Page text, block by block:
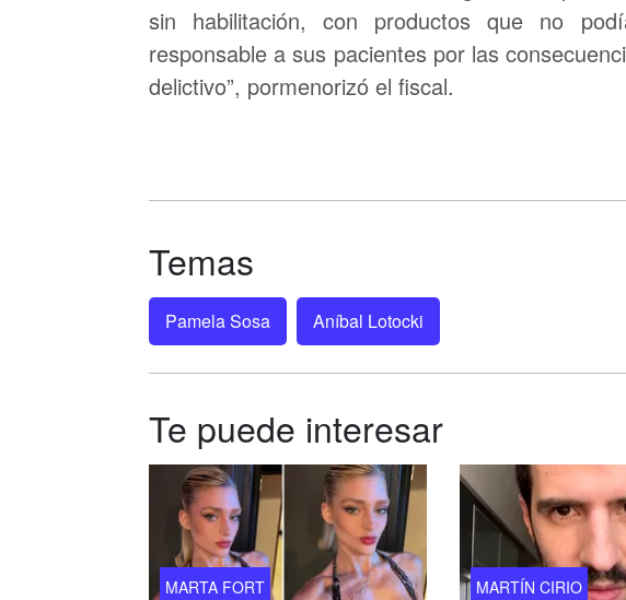
sin habilitación, con productos que no
responsable a sus pacientes por las
delictivo”, pormenorizó el fiscal.
Temas
Pamela Sosa Aníbal Lotocki
Te puede interesar
MARTA FORT MARTÍN CIRIO